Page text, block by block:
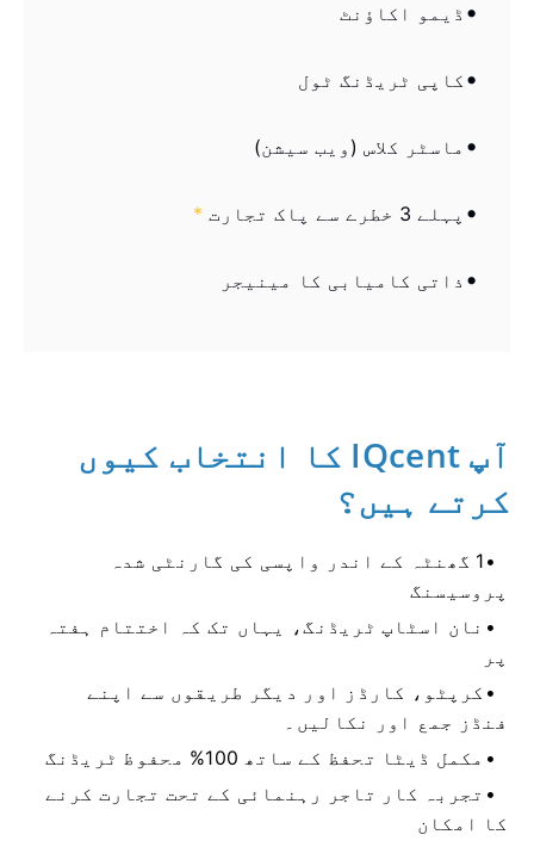
ڈیمو اکاؤنٹ
کاپی ٹریڈنگ ٹول
ماسٹر کلاس (ویب سیشن)
پہلے 3 خطرے سے پاک تجارت *
ذاتی کامیابی کا مینیجر
آپ IQcent کا انتخاب کیوں
کرتے ہیں؟
1 گھنٹہ کے اندر واپسی کی گارنٹی شدہ
پروسیسنگ
نان اسٹاپ ٹریڈنگ، یہاں تک کہ اختتام ہفتہ
پر
کرپٹو، کارڈز اور دیگر طریقوں سے اپنے
فنڈز جمع اور نکالیں۔
مکمل ڈیٹا تحفظ کے ساتھ 100% محفوظ ٹریڈنگ
تجربہ کار تاجر رہنمائی کے تحت تجارت کرنے
کا امکان